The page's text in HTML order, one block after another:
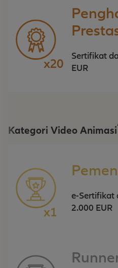
x20
Sertifikat
EUR
Kategori Video Animasi
x1
e-Sertifikat
2.000 EUR